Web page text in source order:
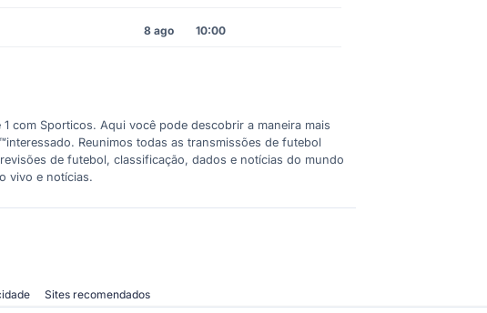
8 ago 10:00
com Sporticos. Aqui você pode descobrir a maneira mais
Reunimos todas as transmissões de futebol
de futebol, classificação, dados e notícias do mundo
vivo e notícias.
Sites recomendados